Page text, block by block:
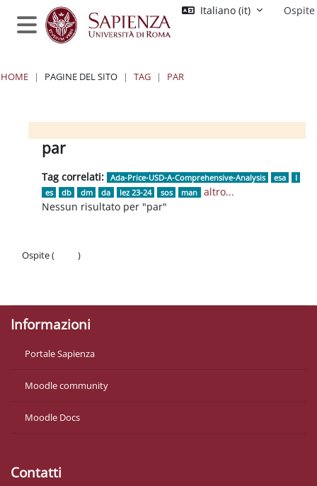
Vai al contenuto principale
Pannello laterale
Italiano ‎(it)‎ Ospite
HOME PAGINE DEL SITO TAG PAR
Blocchi
Blocchi
Blocchi
Blocchi
par
Tag correlati: Ada-Price-USD-A-Comprehensive-Analysis esa
I
es
db dm da lez 23-24 sos man altro...
Nessun risultato per "par"
Ospite (
)
Informazioni
Portale Sapienza
Moodle community
Moodle Docs
Contatti